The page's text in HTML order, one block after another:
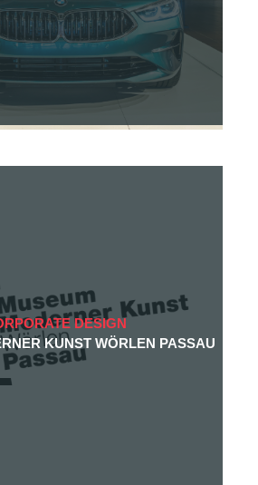
AGB
DESIGN
KUNST WÖRLEN PASSAU